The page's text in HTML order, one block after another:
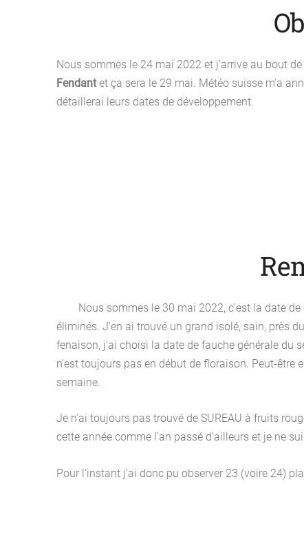
Nous sommes le 24 mai 2022 et
Fendantet ça sera le 29 mai. Météo suisse m'a
détaillerai leurs dates de développement.
Nous sommes le 30 mai 2022, c'est la date
éliminés. J'en ai trouvé un grand isolé, sain, près
fenaison, j'ai choisi la date de fauche générale du
n'est toujours pas en début de floraison. Peut-être
semaine.
Je n'ai toujours pas trouvé de SUREAU à fruits
cette année comme l'an passé d'ailleurs et je ne
Pour l'instant j'ai donc pu observer 23 (voire 24)